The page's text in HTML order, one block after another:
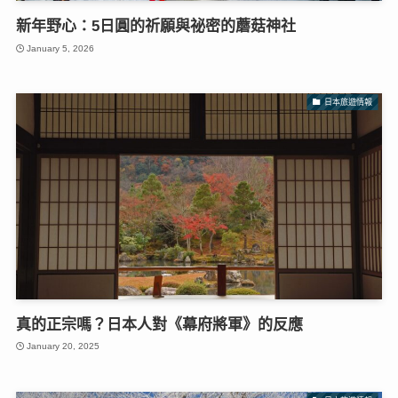
新年野心：5日圓的祈願與祕密的蘑菇神社
January 5, 2026
日本旅遊情報
真的正宗嗎？日本人對《幕府將軍》的反應
January 20, 2025